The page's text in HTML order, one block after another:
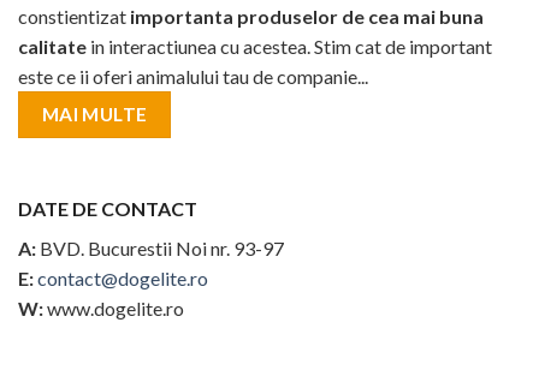
constientizat importanta produselor de cea mai buna
calitate in interactiunea cu acestea. Stim cat de important
este ce ii oferi animalului tau de companie...
MAI MULTE
DATE DE CONTACT
A: BVD. Bucurestii Noi nr. 93-97
E:contact@dogelite.ro
W:www.dogelite.ro